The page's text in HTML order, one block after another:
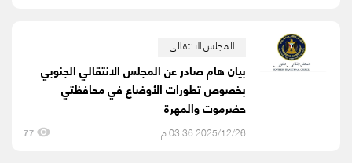
المجلس الانتقالي
بيان هام صادر عن المجلس الانتقالي الجنوبي
بخصوص تطورات الأوضاع في محافظتي
حضرموت والمهرة
2025/12/26 03:36 م 77